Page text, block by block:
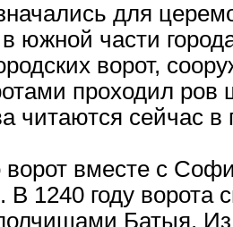
для
в южной части
ворот,
проходил
читаются сейчас в
ворот вместе с
В 1240 году
Батыя.